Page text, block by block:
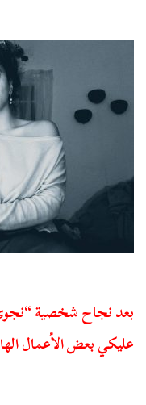
بعد نجاح شخصية
عليكي بعض الأعمال